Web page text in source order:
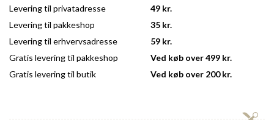
Levering til privatadresse
Levering til pakkeshop
Levering til erhvervsadresse
Gratis levering til pakkeshop
Gratis levering til butik
49 kr.
35 kr.
59 kr.
Ved køb over 499 kr.
Ved køb over 200 kr.